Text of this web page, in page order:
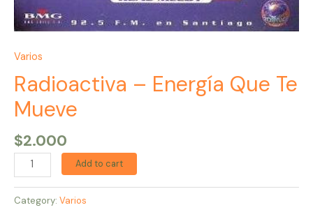
Varios
Radioactiva – Energía Que Te
Mueve
$2.000
Add to cart
Category: Varios